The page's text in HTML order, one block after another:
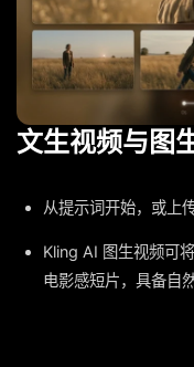
文生视频与图
从提示词开始，或上
Kling AI 图生视频可
电影感短片，具备自